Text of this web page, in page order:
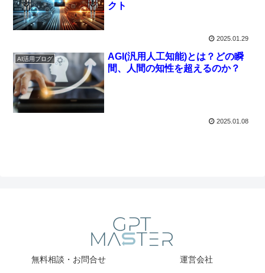
クト
2025.01.29
AI活用ブログ
AGI(汎用人工知能)とは？どの瞬
間、人間の知性を超えるのか？
2025.01.08
無料相談・お問合せ
運営会社